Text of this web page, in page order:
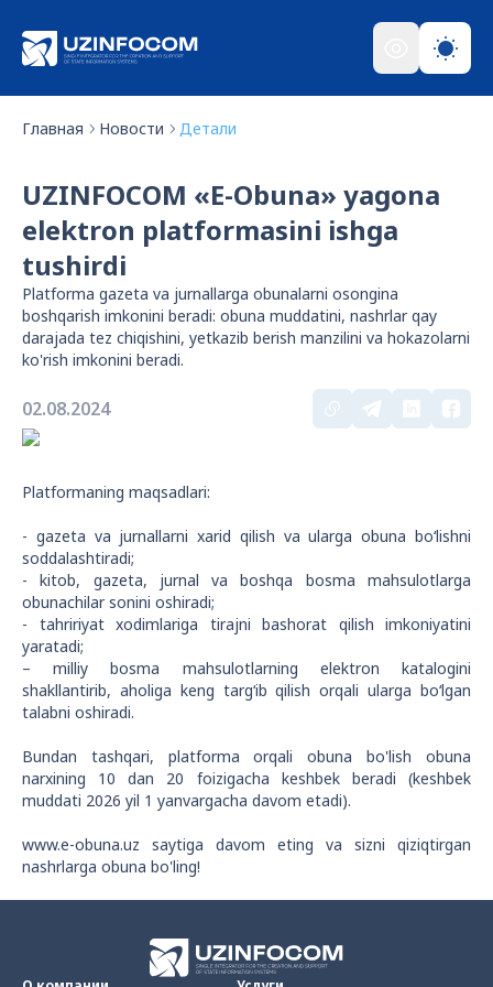
Главная Новости Детали
UZINFOCOM «E-Obuna» yagona
elektron platformasini ishga
tushirdi
Platforma gazeta va jurnallarga obunalarni osongina
boshqarish imkonini beradi: obuna muddatini, nashrlar qay
darajada tez chiqishini, yetkazib berish manzilini va hokazolarni
ko'rish imkonini beradi.
02.08.2024
Platformaning maqsadlari:
- gazeta va jurnallarni xarid qilish va ularga obuna bo‘lishni
soddalashtiradi;
- kitob, gazeta, jurnal va boshqa bosma mahsulotlarga
obunachilar sonini oshiradi;
- tahririyat xodimlariga tirajni bashorat qilish imkoniyatini
yaratadi;
– milliy bosma mahsulotlarning elektron katalogini
shakllantirib, aholiga keng targ‘ib qilish orqali ularga bo‘lgan
talabni oshiradi.
Bundan tashqari, platforma orqali obuna bo'lish obuna
narxining 10 dan 20 foizigacha keshbek beradi (keshbek
muddati 2026 yil 1 yanvargacha davom etadi).
www.e-obuna.uz saytiga davom eting va sizni qiziqtirgan
nashrlarga obuna bo'ling!